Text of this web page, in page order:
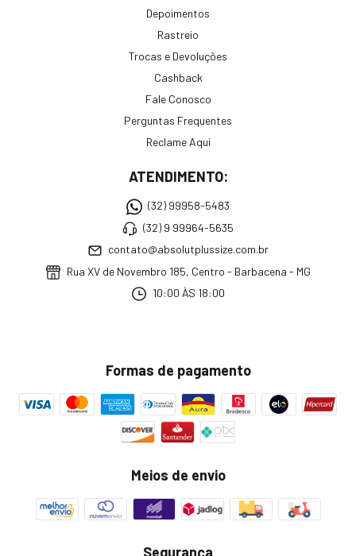
Depoimentos
Rastreio
Trocas e Devoluções
Cashback
Fale Conosco
Perguntas Frequentes
Reclame Aqui
ATENDIMENTO:
(32) 99958-5483
(32) 9 99964-5635
contato@absolutplussize.com.br
Rua XV de Novembro 185, Centro - Barbacena - MG
10:00 ÀS 18:00
Formas de pagamento
Meios de envio
Segurança